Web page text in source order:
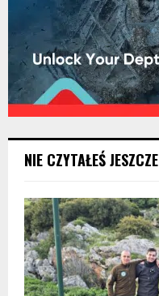
NIE CZYTAŁEŚ JESZCZE